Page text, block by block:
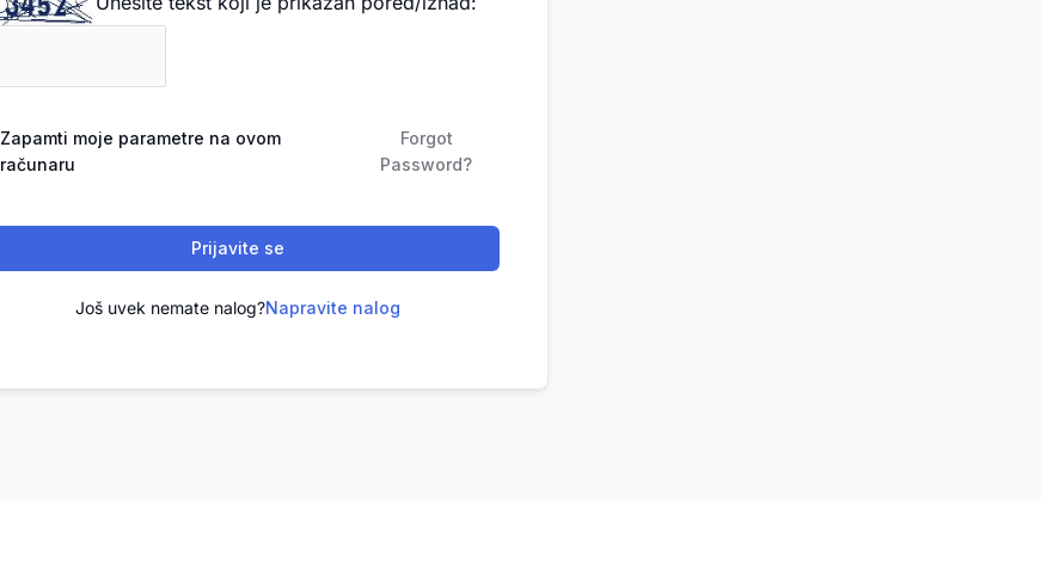
Zapamti moje parametre na ovom
računaru
Forgot
Password?
Prijavite se
Još uvek nemate nalog?Napravite nalog